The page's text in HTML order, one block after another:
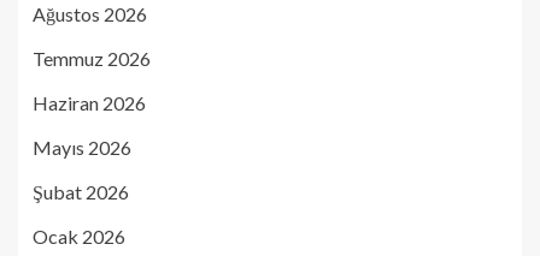
Ağustos 2026
Temmuz 2026
Haziran 2026
Mayıs 2026
Şubat 2026
Ocak 2026